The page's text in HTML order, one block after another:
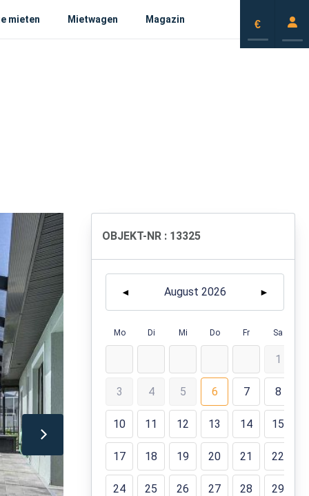
mieten Mietwagen Magazin €
OBJEKT-NR : 13325
◄ August 2026 ►
Mo Di Mi Do Fr Sa
1
3 4 5 6 7 8
10 11 12 13 14 15
17 18 19 20 21 22
24 25 26 27 28 29